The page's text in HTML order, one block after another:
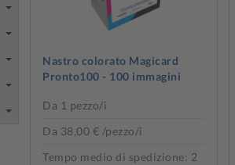
Nastro colorato Magicard
Pronto100 - 100 immagini
Da 1 pezzo/i
Da 38,00 € /pezzo/i
Tempo medio di spedizione: 2